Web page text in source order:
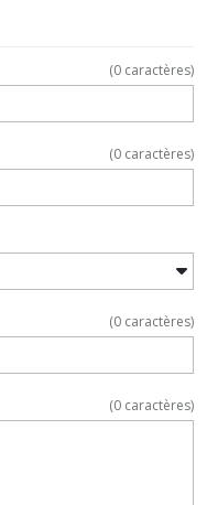
(0 caractères)
(0 caractères)
(0 caractères)
(0 caractères)